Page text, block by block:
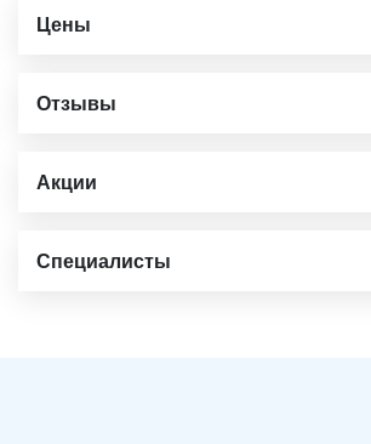
Цены
Отзывы
Акции
Специалисты